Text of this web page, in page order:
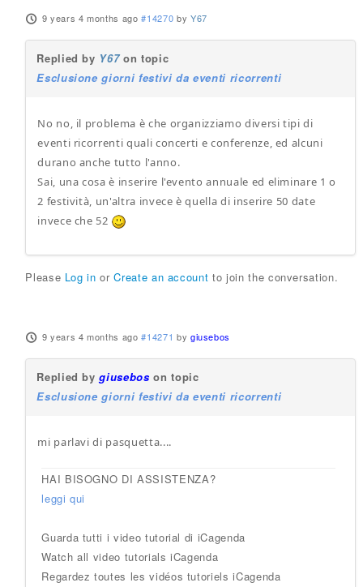
9 years 4 months ago #14270 by Y67
Replied by Y67on topic
Esclusione giorni festivi da eventi ricorrenti
No no, il problema è che organizziamo diversi tipi di
eventi ricorrenti quali concerti e conferenze, ed alcuni
durano anche tutto l'anno.
Sai, una cosa è inserire l'evento annuale ed eliminare 1 o
2 festività, un'altra invece è quella di inserire 50 date
invece che 52
Please Log in orCreate an account to join the conversation.
9 years 4 months ago #14271 by giusebos
Replied bygiusebos on topic
Esclusione giorni festivi da eventi ricorrenti
mi parlavi di pasquetta....
HAI BISOGNO DI ASSISTENZA?
leggi qui
Guarda tutti i video tutorial di iCagenda
Watch all video tutorials iCagenda
Regardez toutes les vidéos tutoriels iCagenda